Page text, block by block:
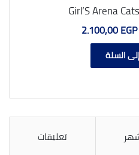
Girl’S Arena
السعر
الأصلي
هو:
2.199,00 EGP.
2.100,00EGP
السلة
تعليقات